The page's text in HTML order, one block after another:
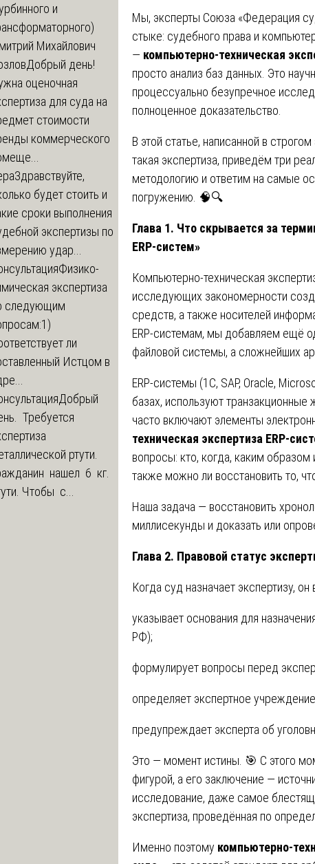
Мы, эксперты Союза «Федерация
стыке: судебного права и
— компьютерно-техническая
просто анализ баз данных. Это
процессуально безупречное
полноценное доказательство.
В этой статье, написанной в
такая экспертиза, приведём три
методологию и ответим на самые
погружению. 🧠🔍
Глава 1. Что скрывается за
ERP-систем»
Компьютерно-техническая
исследующих закономерности
средств, а также носителей
ERP-системам, мы добавляем ещё
файловой системы, а сложнейших
ERP-системы (1С, SAP, Oracle,
базах, используют
часто включают элементы
техническая экспертиза ERP-
вопросы: кто, когда, каким
также можно ли восстановить то,
Наша задача — восстановить
миллисекунды и доказать или
Глава 2. Правовой статус
Когда суд назначает экспертизу,
указывает основания для
РФ);
формулирует вопросы перед
определяет экспертное
предупреждает эксперта об
Это — момент истины. 🎯 С этого
фигурой, а его заключение —
исследование, даже самое
экспертиза, проведённая по
Именно поэтому компьютерно-
и
Михайлович
Добрый день!
оценочная
для суда на
стоимости
коммерческого
Здравствуйте,
будет стоить и
сроки выполнения
экспертизы по
удар...
Физико-
экспертиза
следующим
ли
Истцом в
Добрый
Требуется
ртути.
нашел 6 кг.
Чтобы с...